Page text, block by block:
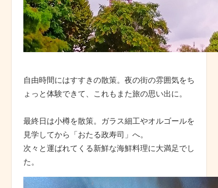
自由時間にはすすきの散策。夜の街の雰囲気をち
ょっと体験できて、これもまた旅の思い出に。
最終日は小樽を散策。ガラス細工やオルゴールを
見学してから「おたる政寿司」へ。
次々と運ばれてくる新鮮な海鮮料理に大満足でし
た。